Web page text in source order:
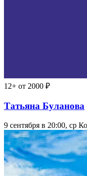
12+ от 2000 ₽
Татьяна Буланова
9 сентября в 20:00, ср